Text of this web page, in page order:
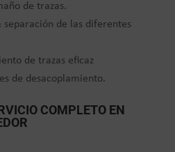
de trazas.
separación de las diferentes
de trazas eficaz
de desacoplamiento.
COMPLETO EN